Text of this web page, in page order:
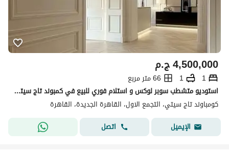
ج.م4,500,000
1
1
66 متر مربع
استوديو متشطب سوبر لوكس و استلام فوري للبيع في كمبوند تاج سيتي امام مطار القاهرة – ريسيل جاهز للسكن فورا
كومباوند تاج سيتي، التجمع الاول، القاهرة الجديدة، القاهرة
الإيميل
اتصل